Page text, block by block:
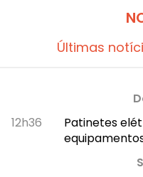
Últimas
12h36
Patinetes